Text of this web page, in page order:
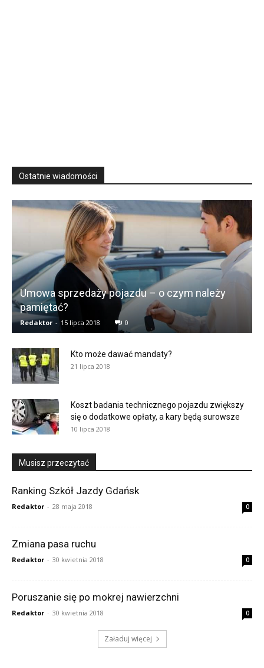
Ostatnie wiadomości
Umowa sprzedaży pojazdu – o czym należy
pamiętać?
Redaktor - 15 lipca 2018 0
Kto może dawać mandaty?
21 lipca 2018
Koszt badania technicznego pojazdu zwiększy
się o dodatkowe opłaty, a kary będą surowsze
10 lipca 2018
Musisz przeczytać
Ranking Szkół Jazdy Gdańsk
Redaktor - 28 maja 2018 0
Zmiana pasa ruchu
Redaktor - 30 kwietnia 2018 0
Poruszanie się po mokrej nawierzchni
Redaktor - 30 kwietnia 2018 0
Załaduj więcej